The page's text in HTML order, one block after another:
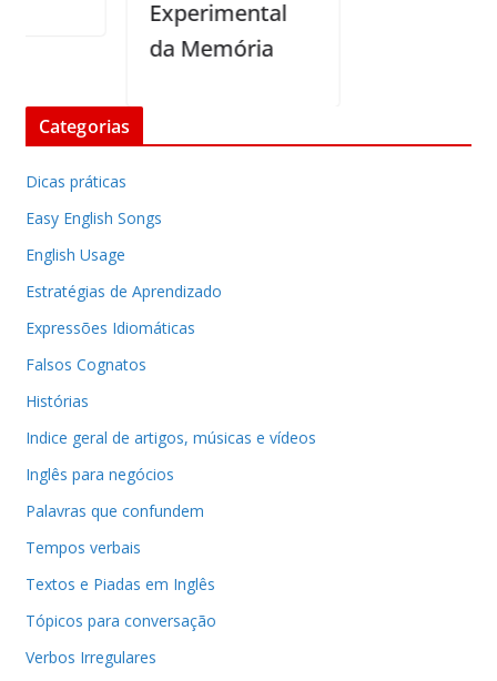
Experimental
da Memória
Categorias
Dicas práticas
Easy English Songs
English Usage
Estratégias de Aprendizado
Expressões Idiomáticas
Falsos Cognatos
Histórias
Indice geral de artigos, músicas e vídeos
Inglês para negócios
Palavras que confundem
Tempos verbais
Textos e Piadas em Inglês
Tópicos para conversação
Verbos Irregulares